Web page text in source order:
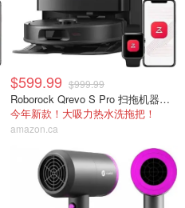
$599.99 $999.99
Roborock Qrevo S Pro 扫拖机器人 18500Pa
今年新款！大吸力热水洗拖把！
amazon.ca